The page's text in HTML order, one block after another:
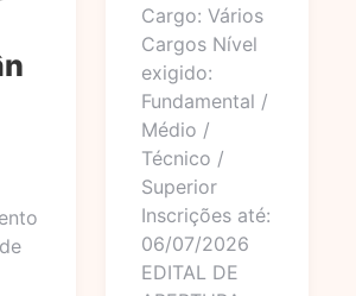
Cargo: Vários
Cargos Nível
exigido:
Fundamental /
Médio /
Técnico /
Superior
Inscrições até:
06/07/2026
EDITAL DE